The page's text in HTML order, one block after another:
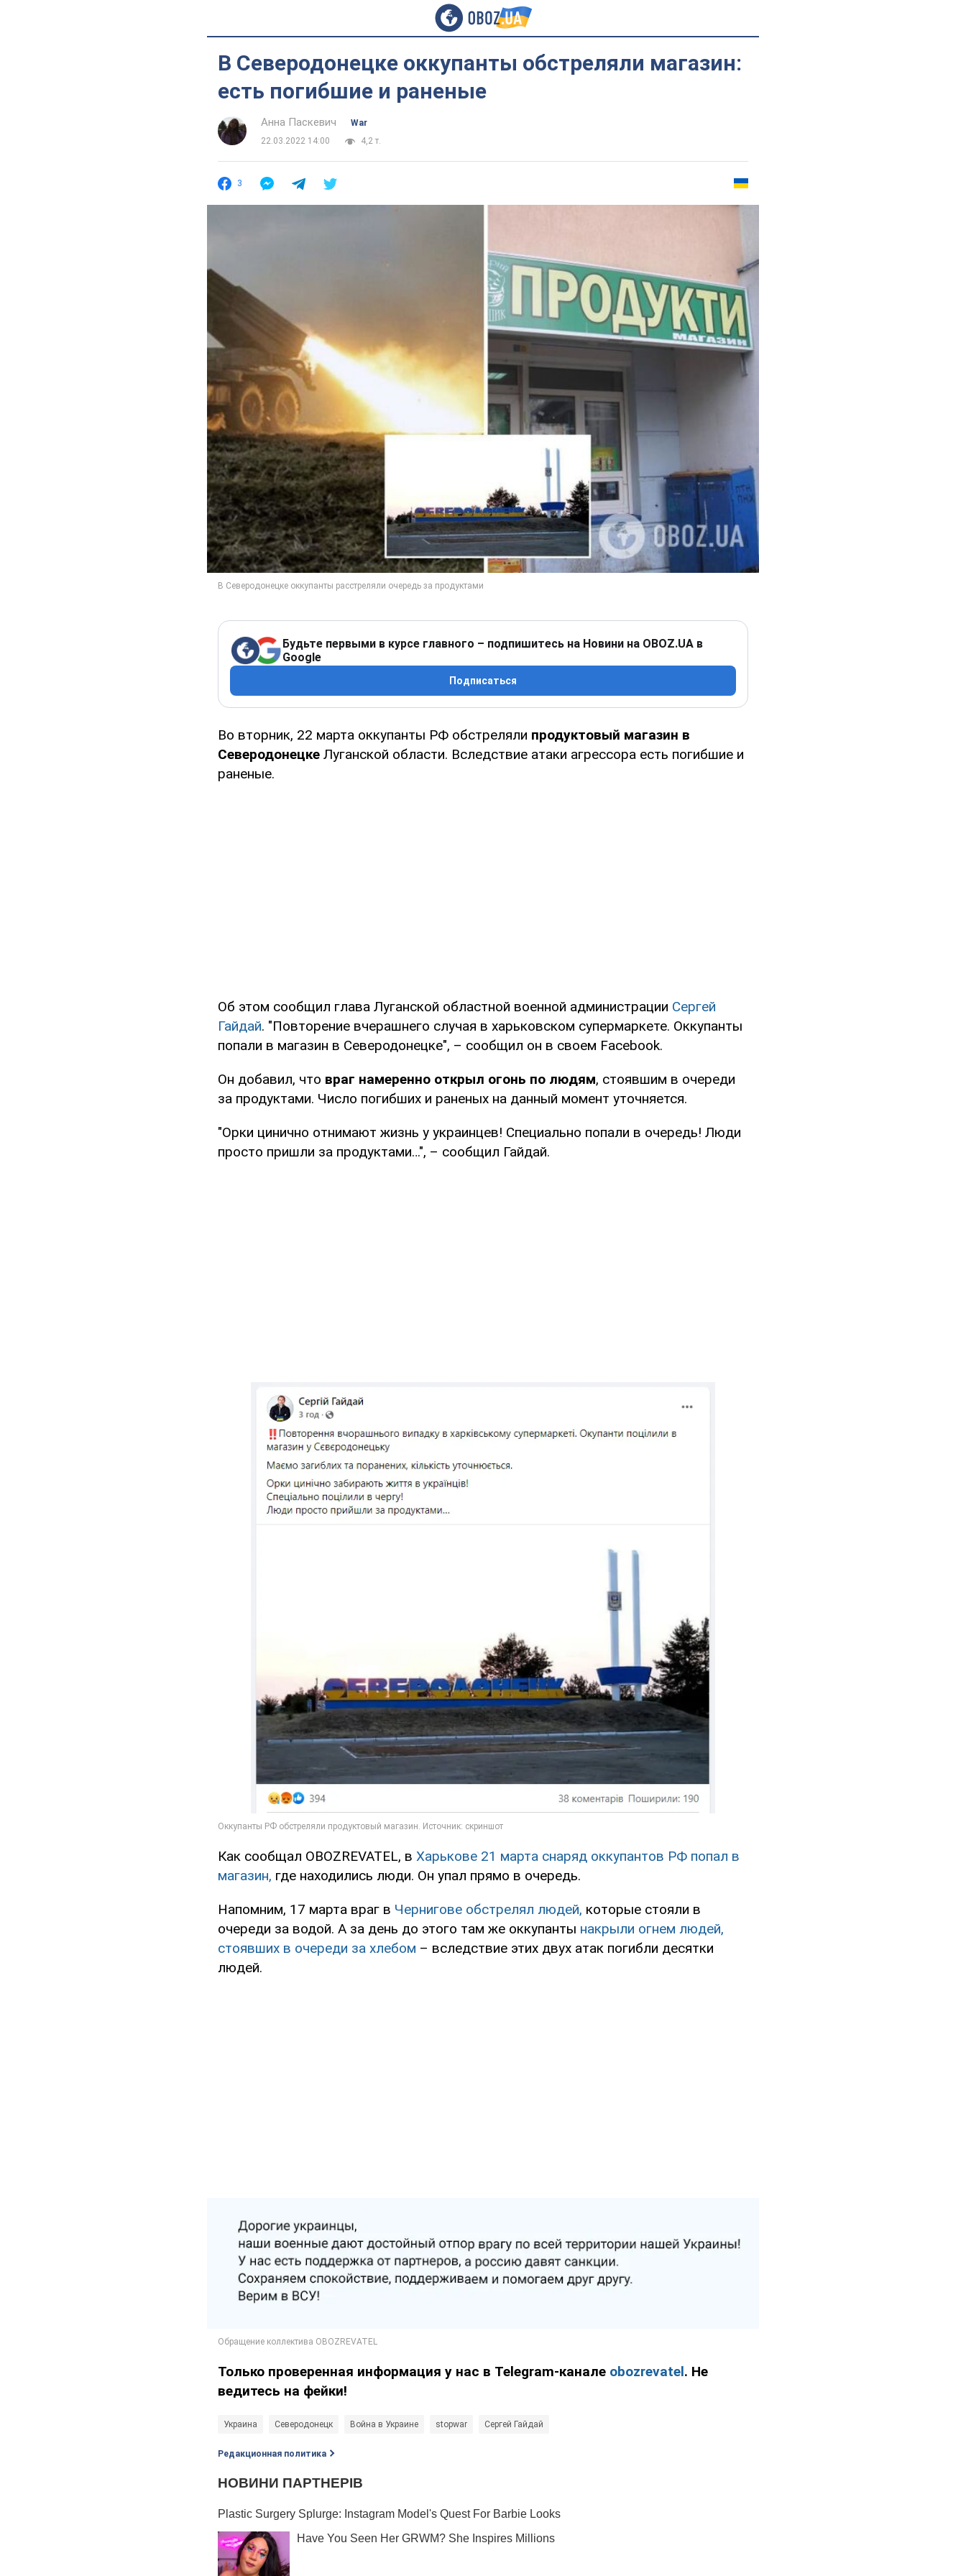
В Северодонецке оккупанты обстреляли магазин:
есть погибшие и раненые
Анна Паскевич
War
22.03.2022 14:00
4,2 т.
3
Будьте первыми в курсе главного – подпишитесь на Новини на OBOZ.UA в
Google
Подписаться
Во вторник, 22 марта оккупанты РФ обстреляли продуктовый магазин в
Северодонецке Луганской области. Вследствие атаки агрессора есть погибшие и
раненые.
Об этом сообщил глава Луганской областной военной администрации Сергей
Гайдай. "Повторение вчерашнего случая в харьковском супермаркете. Оккупанты
попали в магазин в Северодонецке", – сообщил он в своем Facebook.
Он добавил, что враг намеренно открыл огонь по людям, стоявшим в очереди
за продуктами. Число погибших и раненых на данный момент уточняется.
"Орки цинично отнимают жизнь у украинцев! Специально попали в очередь! Люди
просто пришли за продуктами…", – сообщил Гайдай.
Как сообщал OBOZREVATEL, в Харькове 21 марта снаряд оккупантов РФ попал в
магазин, где находились люди. Он упал прямо в очередь.
Напомним, 17 марта враг в Чернигове обстрелял людей, которые стояли в
очереди за водой. А за день до этого там же оккупанты накрыли огнем людей,
стоявших в очереди за хлебом – вследствие этих двух атак погибли десятки
людей.
Только проверенная информация у нас в Telegram-канале obozrevatel. Не
ведитесь на фейки!
Украина Северодонецк Война в Украине stopwar Сергей Гайдай
Редакционная политика